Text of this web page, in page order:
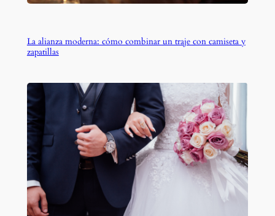
La alianza moderna: cómo combinar un traje con camiseta y
zapatillas